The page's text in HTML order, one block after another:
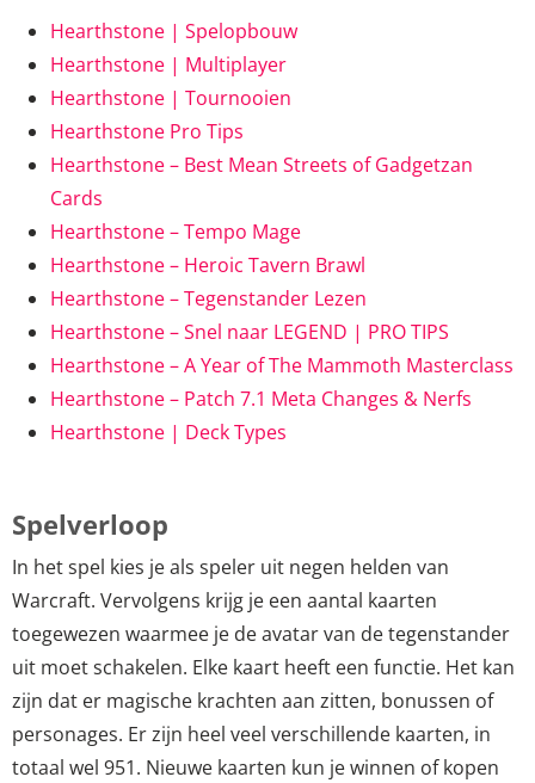
Hearthstone | Spelopbouw
Hearthstone | Multiplayer
Hearthstone | Tournooien
Hearthstone Pro Tips
Hearthstone – Best Mean Streets of Gadgetzan
Cards
Hearthstone – Tempo Mage
Hearthstone – Heroic Tavern Brawl
Hearthstone – Tegenstander Lezen
Hearthstone – Snel naar LEGEND | PRO TIPS
Hearthstone – A Year of The Mammoth Masterclass
Hearthstone – Patch 7.1 Meta Changes & Nerfs
Hearthstone | Deck Types
Spelverloop
In het spel kies je als speler uit negen helden van
Warcraft. Vervolgens krijg je een aantal kaarten
toegewezen waarmee je de avatar van de tegenstander
uit moet schakelen. Elke kaart heeft een functie. Het kan
zijn dat er magische krachten aan zitten, bonussen of
personages. Er zijn heel veel verschillende kaarten, in
totaal wel 951. Nieuwe kaarten kun je winnen of kopen